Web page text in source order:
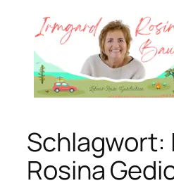
Inhalt
springen
Schlagwort:
Rosina